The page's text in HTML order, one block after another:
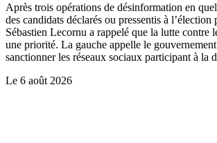
Après trois opérations de désinformation en
des candidats déclarés ou pressentis à l’élection
Sébastien Lecornu a rappelé que la lutte contre
une priorité. La gauche appelle le
sanctionner les réseaux sociaux participant à la
Le 6 août 2026